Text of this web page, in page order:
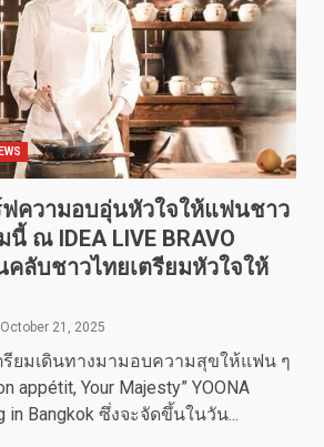
ฟความอบอุ่นหัวใจให้แฟนชาว
ณ IDEA LIVE BRAVO
คลับชาวไทยเตรียมหัวใจให้
October 21, 2025
ตรียมเดินทางมามอบความสุขให้แฟน ๆ
appétit, Your Majesty” YOONA
in Bangkok ซึ่งจะจัดขึ้นในวัน...